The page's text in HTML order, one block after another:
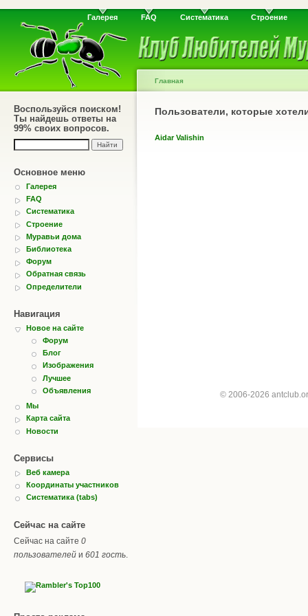
Галерея FAQ Систематика Строение
Воспользуйся поиском!
Ты найдешь ответы на
99% своих вопросов.
Основное меню
Галерея
FAQ
Систематика
Строение
Муравьи дома
Библиотека
Форум
Обратная связь
Определители
Навигация
Новое на сайте
Форум
Блог
Изображения
Лучшее
Объявления
Мы
Карта сайта
Новости
Сервисы
Веб камера
Координаты участников
Систематика (tabs)
Сейчас на сайте
Сейчас на сайте 0
пользователей и 601 гость
Главная
Пользователи, которые
Aidar Valishin
© 2006-2026